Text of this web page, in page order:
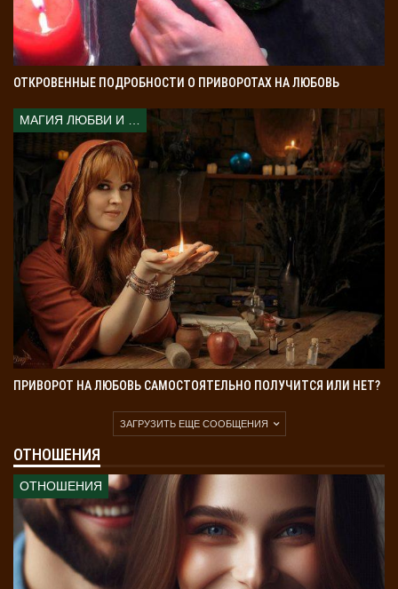
ОТКРОВЕННЫЕ ПОДРОБНОСТИ О ПРИВОРОТАХ НА ЛЮБОВЬ
ПРИВОРОТ НА ЛЮБОВЬ САМОСТОЯТЕЛЬНО ПОЛУЧИТСЯ ИЛИ НЕТ?
ЗАГРУЗИТЬ ЕЩЕ СООБЩЕНИЯ
ОТНОШЕНИЯ
ОТНОШЕНИЯ